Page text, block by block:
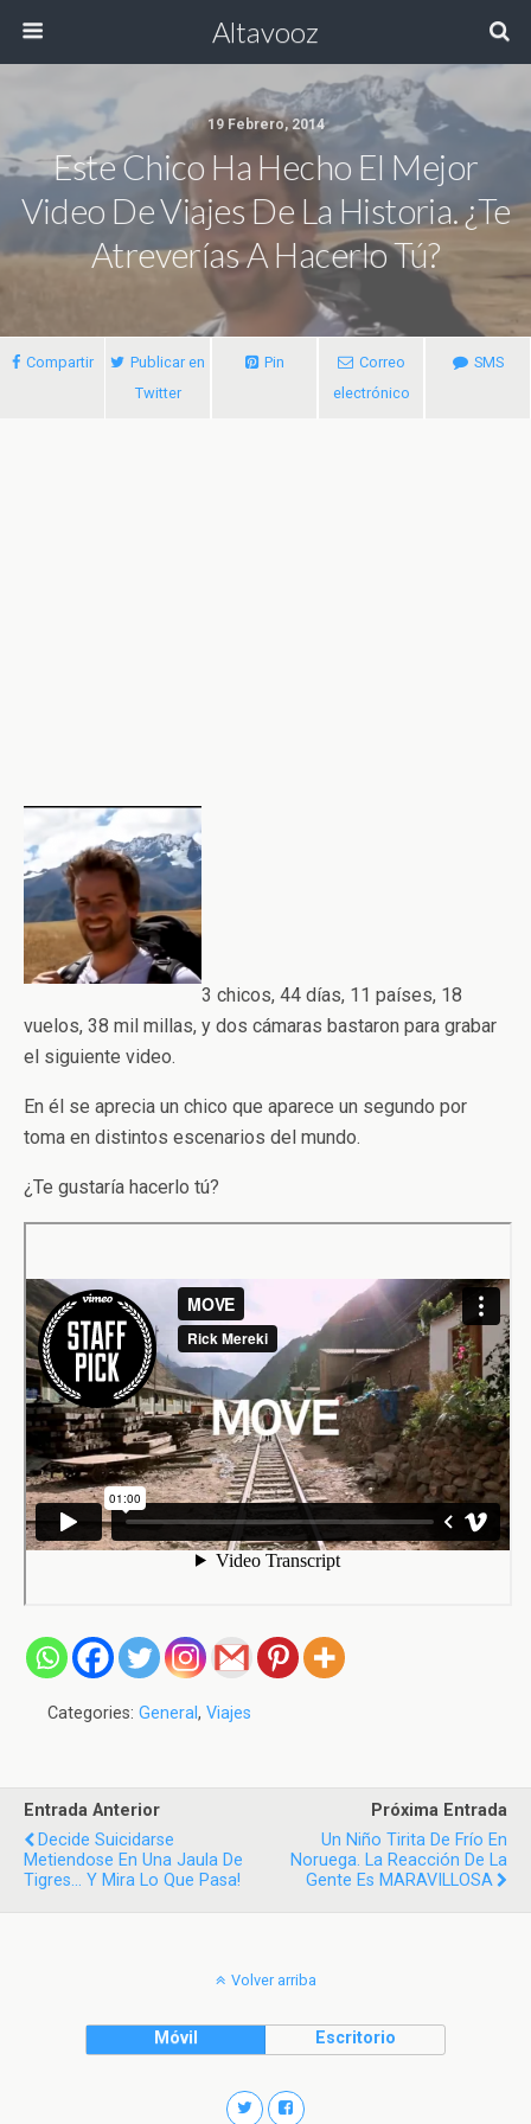
Altavooz
19 Febrero, 2014
Este Chico Ha Hecho El Mejor
Video De Viajes De La Historia. ¿Te
Atreverías A Hacerlo Tú?
Compartir
Publicar en
Twitter
Pin
Correo
electrónico
SMS
3 chicos, 44 días, 11 países, 18
vuelos, 38 mil millas, y dos cámaras bastaron para grabar
el siguiente video.
En él se aprecia un chico que aparece un segundo por
toma en distintos escenarios del mundo.
¿Te gustaría hacerlo tú?
Categories: General, Viajes
Entrada Anterior
Decide Suicidarse
Metiendose En Una Jaula De
Tigres... Y Mira Lo Que Pasa!
Próxima Entrada
Un Niño Tirita De Frío En
Noruega. La Reacción De La
Gente Es MARAVILLOSA
Volver arriba
Móvil Escritorio